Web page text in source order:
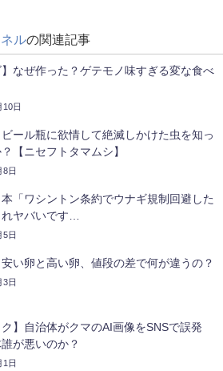
ルの関連記事
】なぜ作った？ゲテモノ味すぎる変な食べ
10日
ビール瓶に欲情して絶滅しかけた虫を知っ
【ニセフトタマムシ】
8日
本「ワシントン条約でウナギ規制回避した
ヤバいです…
5日
安い卵と高い卵、値段の差で何が違うの？
3日
ク】自治体がクマのAI画像をSNSで誤発
が悪いのか？
1日